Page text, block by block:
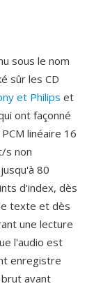
sous le nom
sûr les CD
et Philips et
ont façonné
linéaire 16
s non
80
d'index, dès
texte et dès
une lecture
l'audio est
enregistre
avant